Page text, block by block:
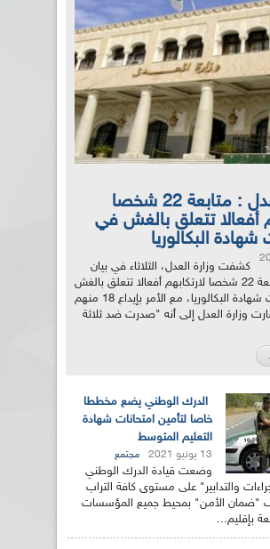
وزارة العدل : متابعة 22 شخصا
أفعالا تتعلق بالغش في
شهادة البكالوريا
كشفت وزارة العدل، الثلاثاء في بيان
لها، عن متابعة 22 شخصا لارتكابهم أفعالا تتعلق بالغش
في امتحانات شهادة البكالوريا، مع الأمر بإيداع 18 منهم
وزارة العدل إلى أنه "صدرت ضد ثلاثة
الدرك الوطني يضع مخططا
خاصا لتأمين امتحانات شهادة
التعليم المتوسط
13 يونيو 2021 مجتمع
وضعت قيادة الدرك الوطني
والتدابير" على مستوى كافة التراب
"ضمان الأمن" بمحيط جميع المؤسسات
بإقليم...